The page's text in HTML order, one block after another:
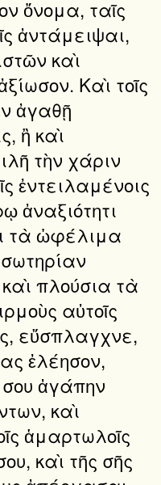
ὄνομα, ταῖς
ἀντάμειψαι,
καὶ
Καὶ τοῖς
ἀγαθῇ
ἢ καὶ
τὴν χάριν
ἐντειλαμένοις
ἀναξιότητι
τὰ ὠφέλιμα
πλούσια τὰ
αὐτοῖς
εὔσπλαγχνε,
ἐλέησον,
ἀγάπην
καὶ
ἁμαρτωλοῖς
καὶ τῆς σῆς